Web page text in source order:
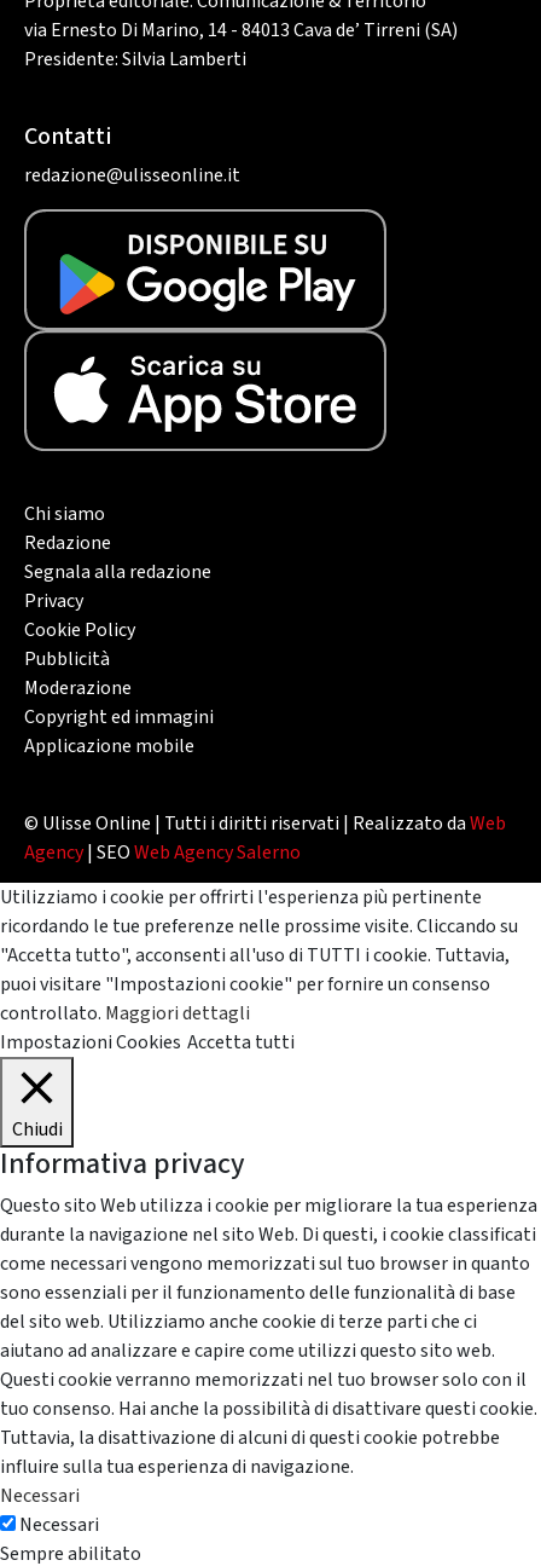
via Ernesto Di Marino, 14 - 84013 Cava de’ Tirreni (SA)
Presidente: Silvia Lamberti
Contatti
redazione@ulisseonline.it
Chi siamo
Redazione
Segnala alla redazione
Privacy
Cookie Policy
Pubblicità
Moderazione
Copyright ed immagini
Applicazione mobile
© Ulisse Online | Tutti i diritti riservati | Realizzato daWeb
Agency| SEOWeb Agency Salerno
Utilizziamo i cookie per offrirti l'esperienza più pertinente
ricordando le tue preferenze nelle prossime visite. Cliccando su
"Accetta tutto", acconsenti all'uso di TUTTI i cookie. Tuttavia,
puoi visitare "Impostazioni cookie" per fornire un consenso
controllato. Maggiori dettagli
Impostazioni Cookies Accetta tutti
Chiudi
Informativa privacy
Questo sito Web utilizza i cookie per migliorare la tua esperienza
durante la navigazione nel sito Web. Di questi, i cookie classificati
come necessari vengono memorizzati sul tuo browser in quanto
sono essenziali per il funzionamento delle funzionalità di base
del sito web. Utilizziamo anche cookie di terze parti che ci
aiutano ad analizzare e capire come utilizzi questo sito web.
Questi cookie verranno memorizzati nel tuo browser solo con il
tuo consenso. Hai anche la possibilità di disattivare questi cookie.
Tuttavia, la disattivazione di alcuni di questi cookie potrebbe
influire sulla tua esperienza di navigazione.
Necessari
Necessari
Sempre abilitato